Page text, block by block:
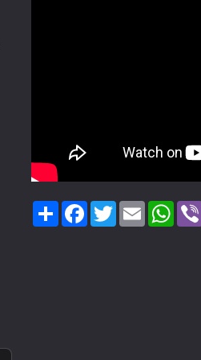
ShareFacebook
TwitterEmail